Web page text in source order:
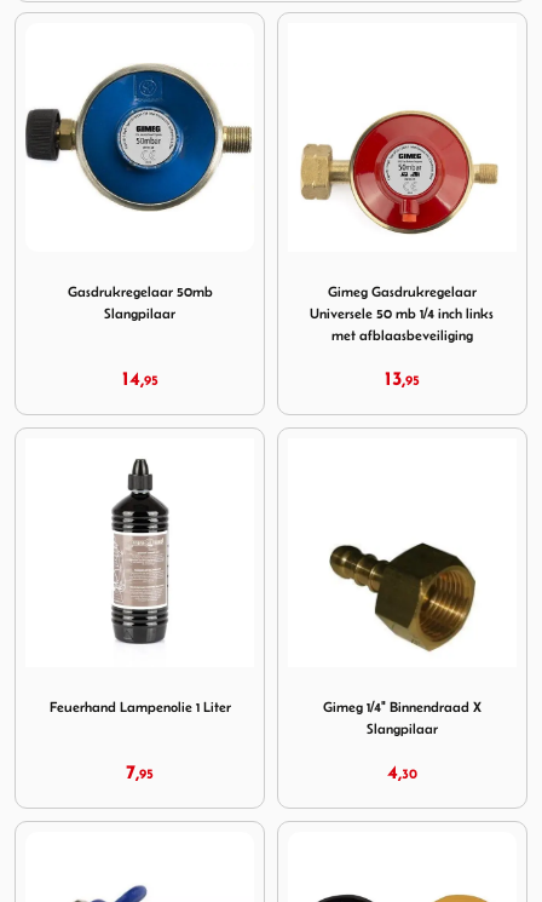
Gasdrukregelaar 50mb
Slangpilaar
14,95
Gimeg Gasdrukregelaar
Universele 50 mb 1/4 inch links
met afblaasbeveiliging
13,95
Feuerhand Lampenolie 1 Liter
7,95
Gimeg 1/4" Binnendraad X
Slangpilaar
4,30